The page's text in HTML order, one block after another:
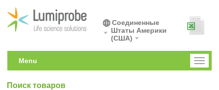
Соединенные
Штаты Америки
(США)
Toggle
Menu
Поиск товаров